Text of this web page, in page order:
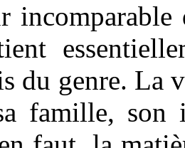
du genre. La
famille, son